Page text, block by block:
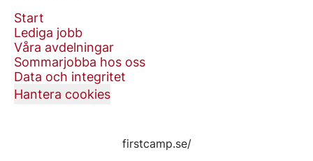
Start
Lediga jobb
Våra avdelningar
Sommarjobba hos oss
Data och integritet
Hantera cookies
firstcamp.se/